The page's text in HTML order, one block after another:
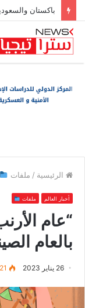
باكستان
الرئيسية / ملفات
أخبار العالم ملفات
“عام
بالعام
26 يناير 2023